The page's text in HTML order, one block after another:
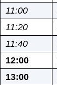
11:00
11:20
11:40
12:00
13:00